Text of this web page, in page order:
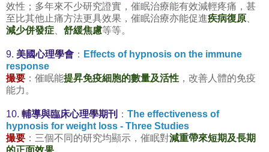
效性；多年來不少研究證實，催眠治療能有效減輕疼痛，甚
至比其他止痛方法更具效果，催眠治療亦能促進疾病復原
減少併發症
舒緩焦慮等等。
9. 美國心理學會 ： Effects of hypnosis on the immune
response
撮要 ：催眠能提昇免疫細胞的數量及活性 ，改善人體的免疫
能力。
10. 輔導與臨床心理學期刊 ： The effectiveness of
hypnosis for weight loss - Three Studies
撮要 ：三個不同的研究均顯示，催眠對減重帶來短期及長期
的正面效果。